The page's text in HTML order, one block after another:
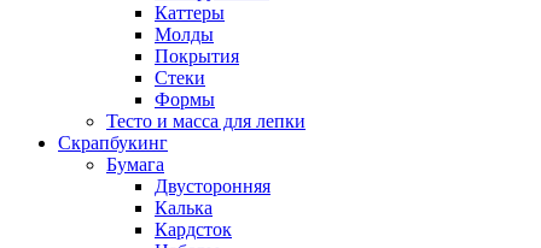
Каттеры
Молды
Покрытия
Стеки
Формы
Тесто и масса для лепки
Скрапбукинг
Бумага
Двусторонняя
Калька
Кардсток